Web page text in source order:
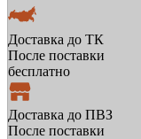
Доставка до ТК
После поставки
бесплатно
Доставка до ПВЗ
После поставки